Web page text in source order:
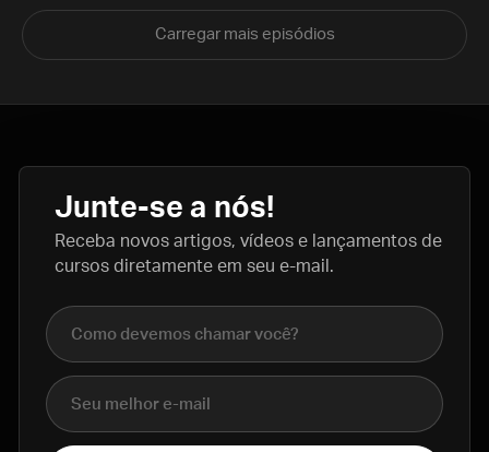
Carregar mais episódios
Junte-se a nós!
Receba novos artigos, vídeos e lançamentos de
cursos diretamente em seu e-mail.
Nome completo
E-mail